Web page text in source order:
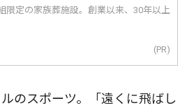
限定の家族葬施設。創業以来、30年以上
(PR)
のスポーツ。「遠くに飛ばし